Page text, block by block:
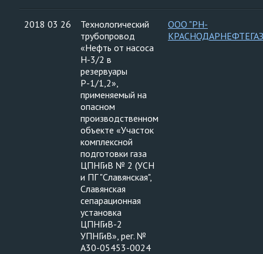
2018 03 26
Технологический
трубопровод
«Нефть от насоса
Н-3/2 в
резервуары
Р-1/1,2»,
применяемый на
опасном
производственном
объекте «Участок
комплексной
подготовки газа
ЦПНГиВ № 2 (УСН
и ПГ "Славянская",
Славянская
сепарационная
установка
ЦПНГиВ-2
УПНГиВ», рег. №
А30-05453-0024
ООО "РН-